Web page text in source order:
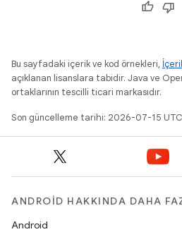
Bu sayfadaki içerik ve kod örnekleri,
açıklanan lisanslara tabidir. Java ve
ortaklarının tescilli ticari markasıdır.
Son güncelleme tarihi: 2026-07-15
ANDROID HAKKINDA DAHA
Android